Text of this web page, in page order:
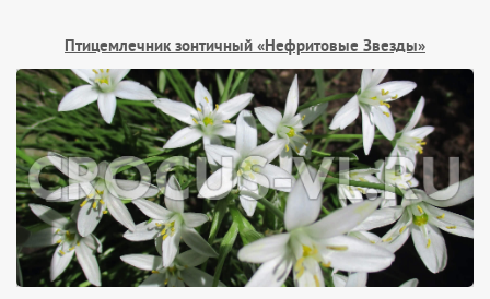
Птицемлечник зонтичный «Нефритовые Звезды»